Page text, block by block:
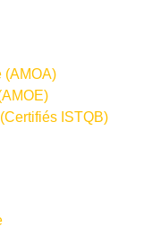
(AMOA)
ISTQB)